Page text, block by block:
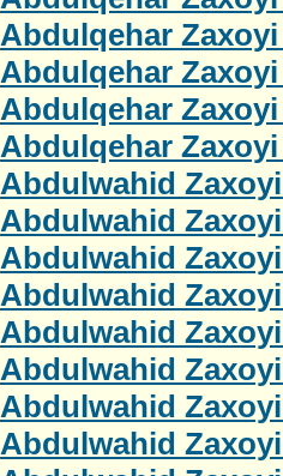
Abdulqehar Zaxoyi
Abdulqehar
Abdulqehar
Abdulqehar
Abdulwahid
Abdulwahid
Abdulwahid
Abdulwahid
Abdulwahid
Abdulwahid
Abdulwahid
Abdulwahid